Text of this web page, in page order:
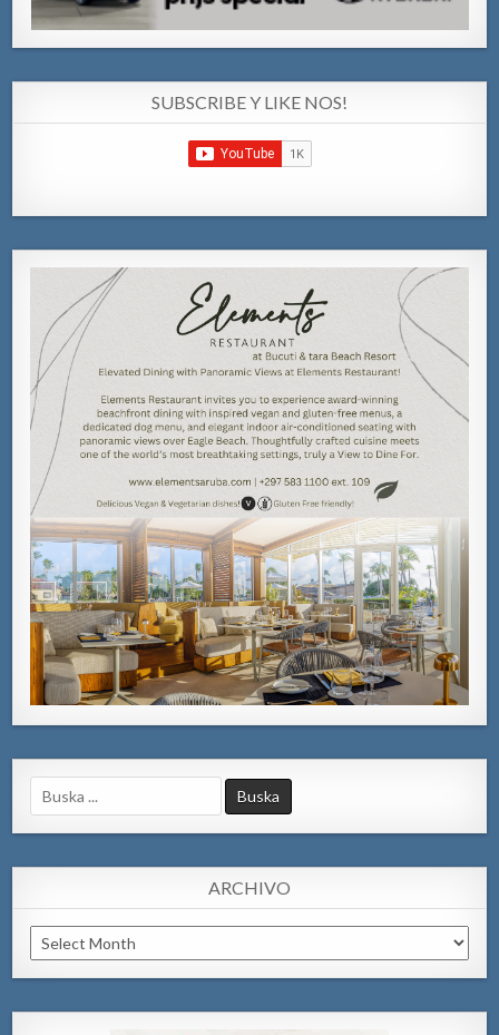
SUBSCRIBE Y LIKE NOS!
Search
for:
ARCHIVO
Archivo